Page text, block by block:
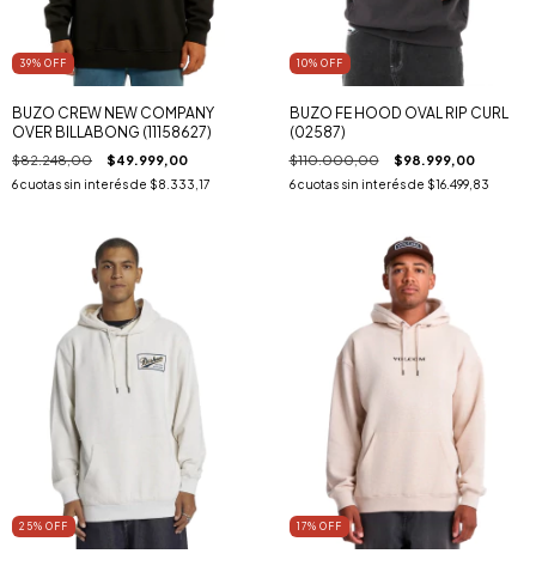
39% OFF
BUZO CREW NEW COMPANY
OVER BILLABONG (11158627)
$82.248,00 $49.999,00
6cuotas sin interés de $8.333,17
10% OFF
BUZO FE HOOD OVAL RIP CURL
(02587)
$110.000,00 $98.999,00
6 cuotas sin interés de $16.499,83
25% OFF 17% OFF